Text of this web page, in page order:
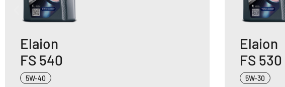
Elaion
FS 540
5W-40
Elaion
FS 530
5W-30